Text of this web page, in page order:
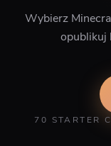
Wybierz
opublikuj
70 STARTER